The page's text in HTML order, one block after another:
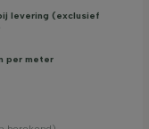
levering (exclusief
per meter